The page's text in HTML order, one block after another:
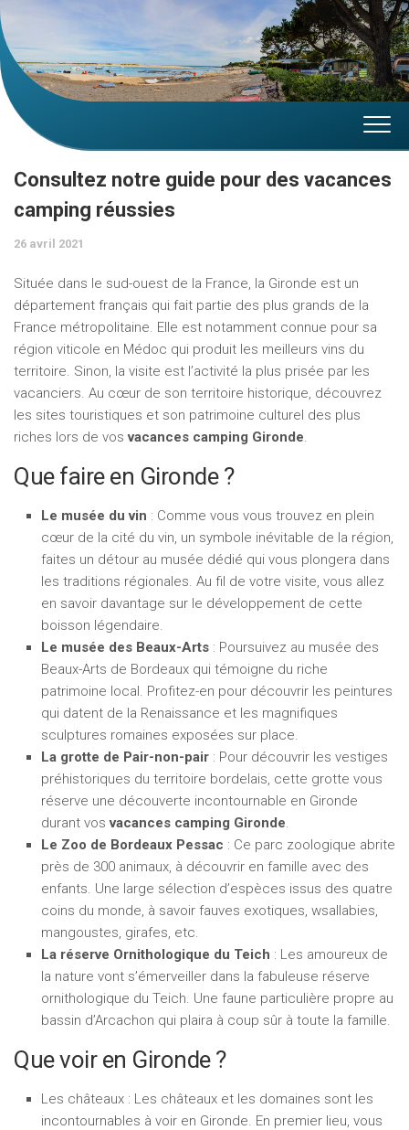
to
content
Consultez notre guide pour des vacances
camping réussies
26 avril 2021
Située dans le sud-ouest de la France, la Gironde est un
département français qui fait partie des plus grands de la
France métropolitaine. Elle est notamment connue pour sa
région viticole en Médoc qui produit les meilleurs vins du
territoire. Sinon, la visite est l’activité la plus prisée par les
vacanciers. Au cœur de son territoire historique, découvrez
les sites touristiques et son patrimoine culturel des plus
riches lors de vosvacances camping Gironde.
Que faire en Gironde ?
Le musée du vin : Comme vous vous trouvez en plein
cœur de la cité du vin, un symbole inévitable de la région,
faites un détour au musée dédié qui vous plongera dans
les traditions régionales. Au fil de votre visite, vous allez
en savoir davantage sur le développement de cette
boisson légendaire.
Le musée des Beaux-Arts : Poursuivez au musée des
Beaux-Arts de Bordeaux qui témoigne du riche
patrimoine local. Profitez-en pour découvrir les peintures
qui datent de la Renaissance et les magnifiques
sculptures romaines exposées sur place.
La grotte de Pair-non-pair : Pour découvrir les vestiges
préhistoriques du territoire bordelais, cette grotte vous
réserve une découverte incontournable en Gironde
durant vosvacances camping Gironde.
Le Zoo de Bordeaux Pessac : Ce parc zoologique abrite
près de 300 animaux, à découvrir en famille avec des
enfants. Une large sélection d’espèces issus des quatre
coins du monde, à savoir fauves exotiques, wsallabies,
mangoustes, girafes, etc.
La réserve Ornithologique du Teich : Les amoureux de
la nature vont s’émerveiller dans la fabuleuse réserve
ornithologique du Teich. Une faune particulière propre au
bassin d’Arcachon qui plaira à coup sûr à toute la famille.
Que voir en Gironde ?
Les châteaux : Les châteaux et les domaines sont les
incontournables à voir en Gironde. En premier lieu, vous